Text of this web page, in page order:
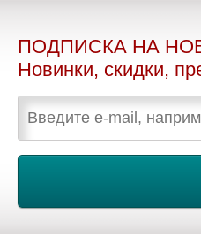
ПОДПИСКА НА
Новинки, скидки,